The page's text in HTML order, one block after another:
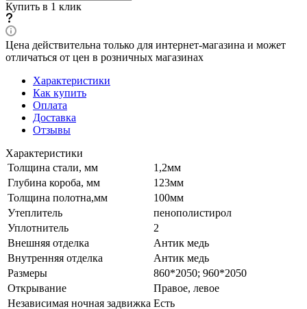
Купить в 1 клик
Цена действительна только для интернет-магазина и может
отличаться от цен в розничных магазинах
Характеристики
Как купить
Оплата
Доставка
Отзывы
Характеристики
Толщина стали, мм
1,2мм
Глубина короба, мм
123мм
Толщина полотна,мм
100мм
Утеплитель
пенополистирол
Уплотнитель
2
Внешняя отделка
Антик медь
Внутренняя отделка
Антик медь
Размеры
860*2050; 960*2050
Открывание
Правое, левое
Независимая ночная задвижка Есть